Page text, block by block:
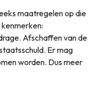
maatregelen op die
Afschaffen van de
Er mag
worden. Dus meer